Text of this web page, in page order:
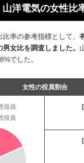
山洋電気の女性比
比率の参考指標として、
女比を調査しました。
でした。
女性の役員割合